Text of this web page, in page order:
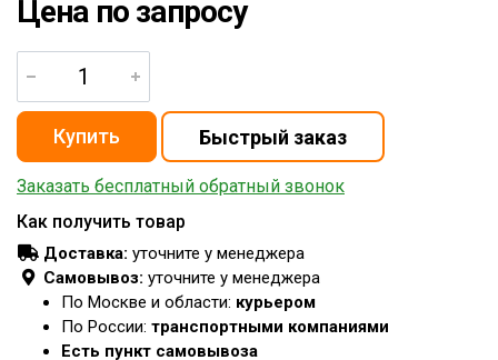
Цена по запросу
Заказать бесплатный обратный звонок
Как получить товар
Доставка: уточните у менеджера
Самовывоз: уточните у менеджера
По Москве и области: курьером
По России: транспортными компаниями
Есть пункт самовывоза